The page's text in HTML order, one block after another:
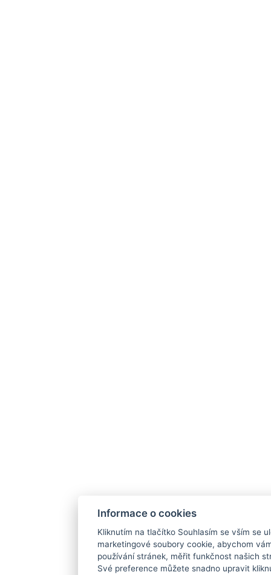
Informace o cookies
Kliknutím na tlačítko Souhlasím se vším se
marketingové soubory cookie, abychom
používání stránek, měřit funkčnost našich
Své preference můžete snadno upravit